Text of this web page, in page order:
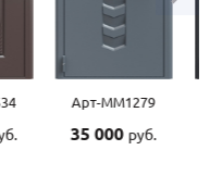
Арт-ММ1279
35 000руб.